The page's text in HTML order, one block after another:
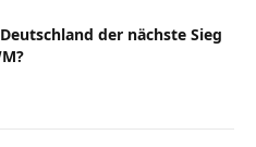
der nächste Sieg